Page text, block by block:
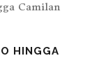
HINGGA